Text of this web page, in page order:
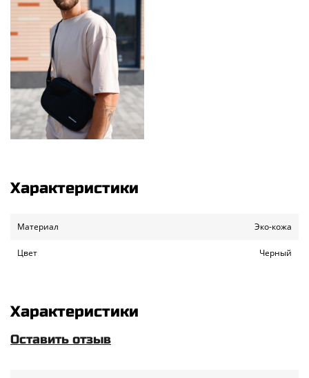
Характеристики
Материал Эко-кожа
Цвет Черный
Характеристики
Оставить отзыв